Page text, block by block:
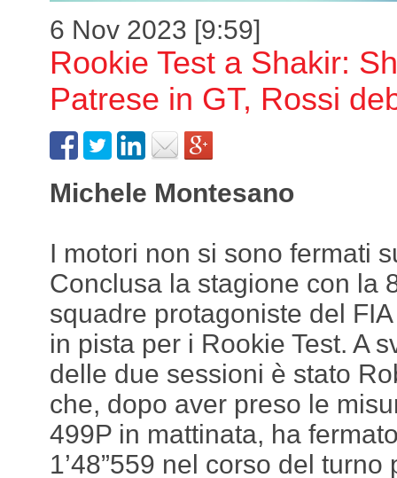
6 Nov 2023 [9:59]
Rookie Test a Shakir:
Patrese in GT, Rossi
Michele Montesano
I motori non si sono fermati
Conclusa la stagione con la
squadre protagoniste del
in pista per i Rookie Test. A
delle due sessioni è stato
che, dopo aver preso le
499P in mattinata, ha
1’48”559 nel corso del